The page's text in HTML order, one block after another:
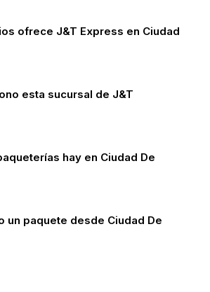
ofrece J&T Express en Ciudad
esta sucursal de J&T
hay en Ciudad De
un paquete desde Ciudad De